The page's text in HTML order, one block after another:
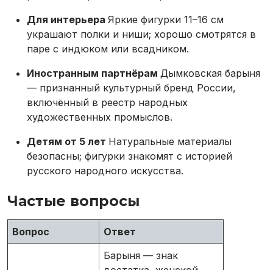
Для интерьера Яркие фигурки 11–16 см
украшают полки и ниши; хорошо смотрятся в
паре с индюком или всадником.
Иностранным партнёрам Дымковская барыня
— признанный культурный бренд России,
включённый в реестр народных
художественных промыслов.
Детям от 5 лет Натуральные материалы
безопасны; фигурки знакомят с историей
русского народного искусства.
Частые вопросы
Вопрос Ответ
Барыня — знак